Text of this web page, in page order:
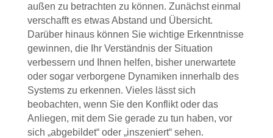
außen zu betrachten zu können. Zunächst einmal
verschafft es etwas Abstand und Übersicht.
Darüber hinaus können Sie wichtige Erkenntnisse
gewinnen, die Ihr Verständnis der Situation
verbessern und Ihnen helfen, bisher unerwartete
oder sogar verborgene Dynamiken innerhalb des
Systems zu erkennen. Vieles lässt sich
beobachten, wenn Sie den Konflikt oder das
Anliegen, mit dem Sie gerade zu tun haben, vor
sich „abgebildet“ oder „inszeniert“ sehen.